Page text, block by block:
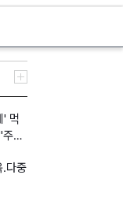
' 먹
인
다중